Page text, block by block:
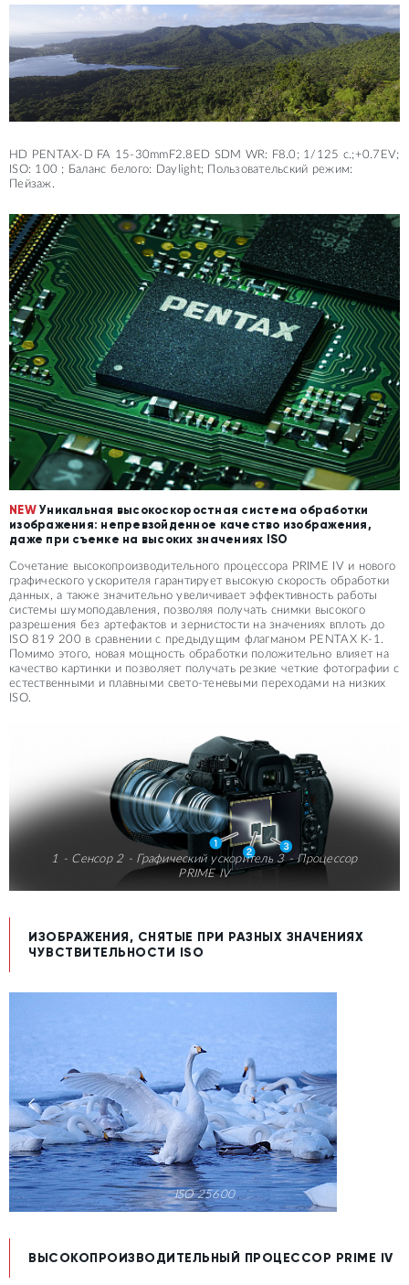
HD PENTAX-D FA 15-30mmF2.8ED SDM WR: F8.0; 1/125 c.;+0.7EV;
ISO: 100 ; Баланс белого: Daylight; Пользовательский режим:
Пейзаж.
NEWУникальная высокоскоростная система обработки
изображения: непревзойденное качество изображения,
даже при съемке на высоких значениях ISO
Сочетание высокопроизводительного процессора PRIME IV и нового
графического ускорителя гарантирует высокую скорость обработки
данных, а также значительно увеличивает эффективность работы
системы шумоподавления, позволяя получать снимки высокого
разрешения без артефактов и зернистости на значениях вплоть до
ISO 819 200 в сравнении с предыдущим флагманом PENTAX K-1.
Помимо этого, новая мощность обработки положительно влияет на
качество картинки и позволяет получать резкие четкие фотографии с
естественными и плавными свето-теневыми переходами на низких
ISO.
1 - Сенсор 2 - Графический ускоритель 3 - Процессор
PRIME IV
ИЗОБРАЖЕНИЯ, СНЯТЫЕ ПРИ РАЗНЫХ ЗНАЧЕНИЯX
ЧУВСТВИТЕЛЬНОСТИ ISO
25600
ВЫСОКОПРОИЗВОДИТЕЛЬНЫЙ ПРОЦЕССОР PRIME IV